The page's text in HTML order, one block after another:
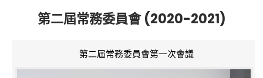
第二屆常務委員會 (2020-2021)
第二屆常務委員會第一次會議